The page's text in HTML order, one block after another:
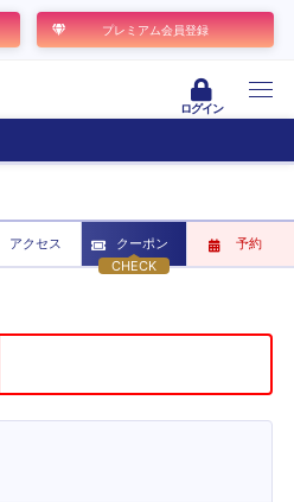
プレミアム会員登録
ログイン
アクセス
CHECK
クーポン 予約